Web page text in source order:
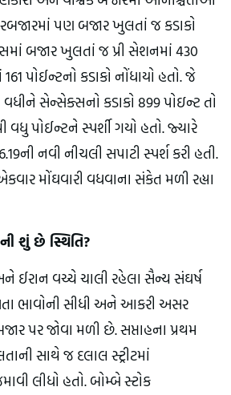
પણ બજાર ખુલતાં જ કડાકો
બજાર ખુલતાં જ પ્રી સેશનમાં 430
પોઈન્ટનો કડાકો નોંધાયો હતો. જે
વધીને સેન્સેક્સનો કડાકો 899 પોઇન્ટ તો
વધુ પોઈન્ટને સ્પર્શી ગયો હતો. જ્યારે
નવી નીચલી સપાટી સ્પર્શ કરી હતી.
મોંઘવારી વધવાના સંકેત મળી રહ્યા
શું છે સ્થિતિ?
ઈરાન વચ્ચે ચાલી રહેલા સૈન્ય સંઘર્ષ
ભાવોની સીધી અને આકરી અસર
પર જોવા મળી છે. સપ્તાહના પ્રથમ
સાથે જ દલાલ સ્ટ્રીટમાં
લીધો હતો. બોમ્બે સ્ટોક